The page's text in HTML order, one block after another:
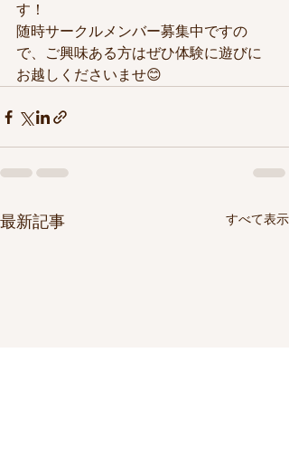
す！
随時サークルメンバー募集中ですの
で、ご興味ある方はぜひ体験に遊びに
お越しくださいませ😊
最新記事 すべて表示